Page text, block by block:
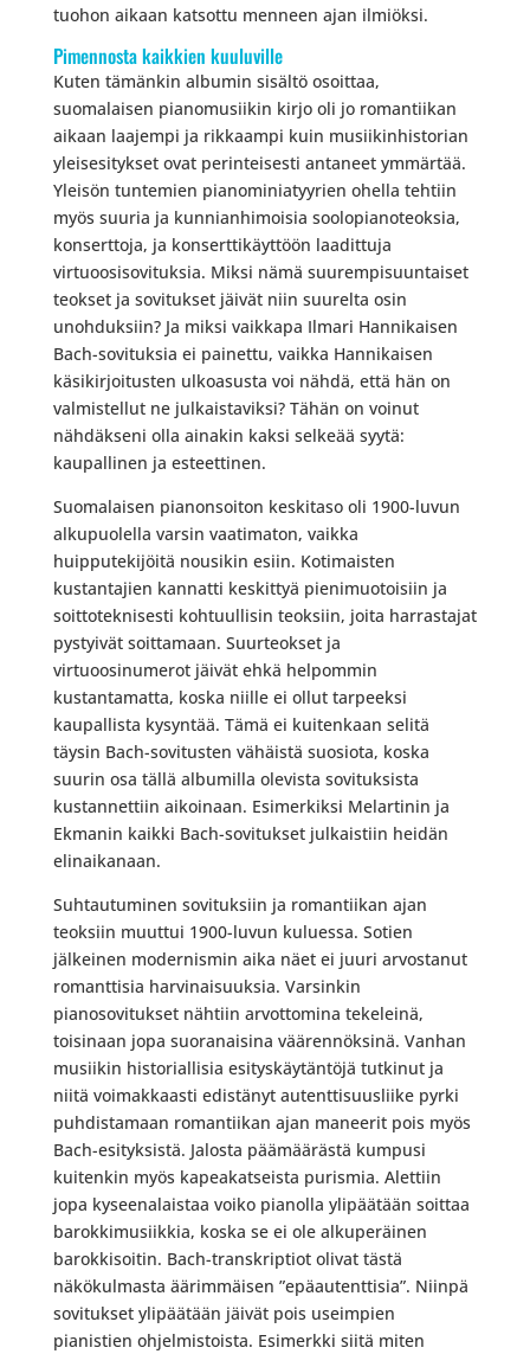
tuohon aikaan katsottu menneen ajan ilmiöksi.
Pimennosta kaikkien kuuluville
Kuten tämänkin albumin sisältö osoittaa,
suomalaisen pianomusiikin kirjo oli jo romantiikan
aikaan laajempi ja rikkaampi kuin musiikinhistorian
yleisesitykset ovat perinteisesti antaneet ymmärtää.
Yleisön tuntemien pianominiatyyrien ohella tehtiin
myös suuria ja kunnianhimoisia soolopianoteoksia,
konserttoja, ja konserttikäyttöön laadittuja
virtuoosisovituksia. Miksi nämä suurempisuuntaiset
teokset ja sovitukset jäivät niin suurelta osin
unohduksiin? Ja miksi vaikkapa Ilmari Hannikaisen
Bach-sovituksia ei painettu, vaikka Hannikaisen
käsikirjoitusten ulkoasusta voi nähdä, että hän on
valmistellut ne julkaistaviksi? Tähän on voinut
nähdäkseni olla ainakin kaksi selkeää syytä:
kaupallinen ja esteettinen.
Suomalaisen pianonsoiton keskitaso oli 1900-luvun
alkupuolella varsin vaatimaton, vaikka
huipputekijöitä nousikin esiin. Kotimaisten
kustantajien kannatti keskittyä pienimuotoisiin ja
soittoteknisesti kohtuullisin teoksiin, joita harrastajat
pystyivät soittamaan. Suurteokset ja
virtuoosinumerot jäivät ehkä helpommin
kustantamatta, koska niille ei ollut tarpeeksi
kaupallista kysyntää. Tämä ei kuitenkaan selitä
täysin Bach-sovitusten vähäistä suosiota, koska
suurin osa tällä albumilla olevista sovituksista
kustannettiin aikoinaan. Esimerkiksi Melartinin ja
Ekmanin kaikki Bach-sovitukset julkaistiin heidän
elinaikanaan.
Suhtautuminen sovituksiin ja romantiikan ajan
teoksiin muuttui 1900-luvun kuluessa. Sotien
jälkeinen modernismin aika näet ei juuri arvostanut
romanttisia harvinaisuuksia. Varsinkin
pianosovitukset nähtiin arvottomina tekeleinä,
toisinaan jopa suoranaisina väärennöksinä. Vanhan
musiikin historiallisia esityskäytäntöjä tutkinut ja
niitä voimakkaasti edistänyt autenttisuusliike pyrki
puhdistamaan romantiikan ajan maneerit pois myös
Bach-esityksistä. Jalosta päämäärästä kumpusi
kuitenkin myös kapeakatseista purismia. Alettiin
jopa kyseenalaistaa voiko pianolla ylipäätään soittaa
barokkimusiikkia, koska se ei ole alkuperäinen
barokkisoitin. Bach-transkriptiot olivat tästä
näkökulmasta äärimmäisen ”epäautenttisia”. Niinpä
sovitukset ylipäätään jäivät pois useimpien
pianistien ohjelmistoista. Esimerkki siitä miten